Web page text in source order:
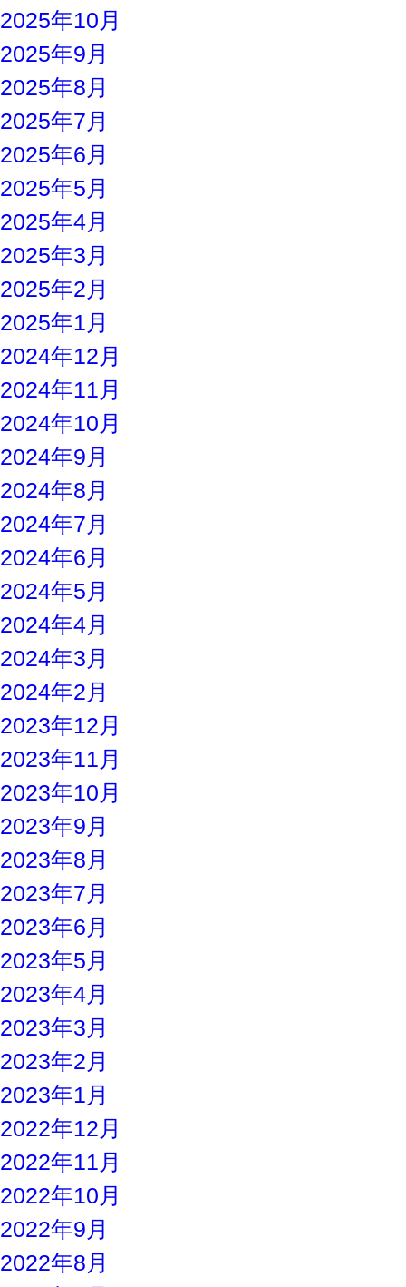
2025年10月
2025年9月
2025年8月
2025年7月
2025年6月
2025年5月
2025年4月
2025年3月
2025年2月
2025年1月
2024年12月
2024年11月
2024年10月
2024年9月
2024年8月
2024年7月
2024年6月
2024年5月
2024年4月
2024年3月
2024年2月
2023年12月
2023年11月
2023年10月
2023年9月
2023年8月
2023年7月
2023年6月
2023年5月
2023年4月
2023年3月
2023年2月
2023年1月
2022年12月
2022年11月
2022年10月
2022年9月
2022年8月